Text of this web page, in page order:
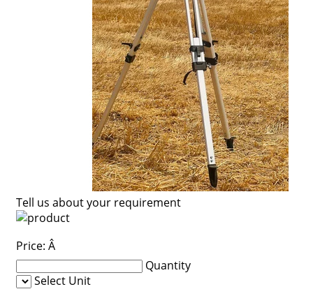
Tell us about your requirement
Price: Â
Quantity
Select Unit